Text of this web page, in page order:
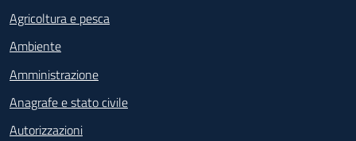
Agricoltura e pesca
Ambiente
Amministrazione
Anagrafe e stato civile
Autorizzazioni